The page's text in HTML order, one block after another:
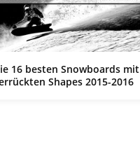
16 besten Snowboards mit
Shapes 2015-2016